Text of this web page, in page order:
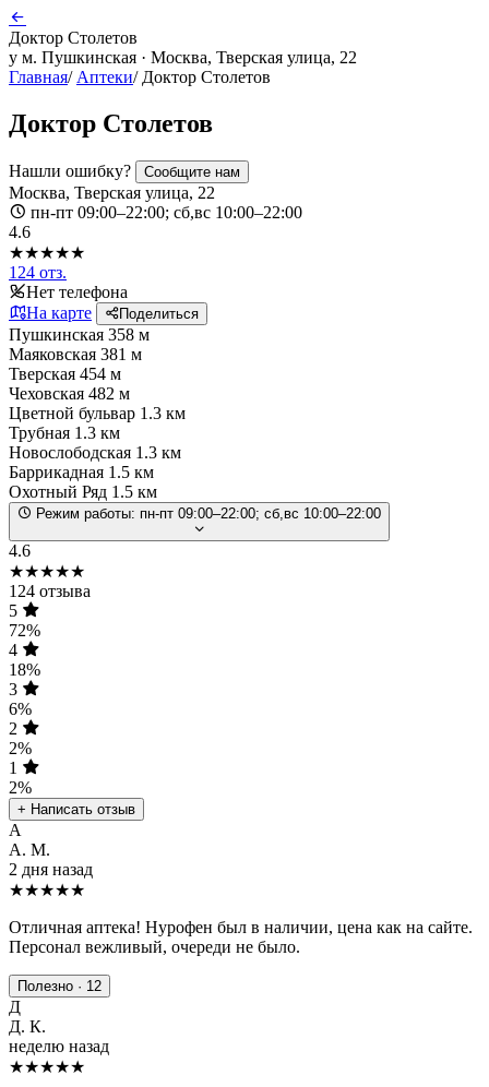
Доктор Столетов
у м. Пушкинская · Москва, Тверская улица, 22
Главная/ Аптеки/ Доктор Столетов
Доктор Столетов
Нашли ошибку? Сообщите нам
Москва, Тверская улица, 22
пн-пт 09:00–22:00; сб,вс 10:00–22:00
4.6
★★★★★
124 отз.
Нет телефона
На карте
Поделиться
Пушкинская 358 м
Маяковская 381 м
Тверская 454 м
Чеховская 482 м
Цветной бульвар 1.3 км
Трубная 1.3 км
Новослободская 1.3 км
Баррикадная 1.5 км
Охотный Ряд 1.5 км
Режим работы: пн-пт 09:00–22:00; сб,вс 10:00–22:00
4.6
★★★★★
124 отзыва
5
72%
4
18%
3
6%
2
2%
1
2%
+ Написать отзыв
А
А. М.
2 дня назад
★★★★★
Отличная аптека! Нурофен был в наличии, цена как на сайте.
Персонал вежливый, очереди не было.
Полезно · 12
Д
Д. К.
неделю назад
★★★★★